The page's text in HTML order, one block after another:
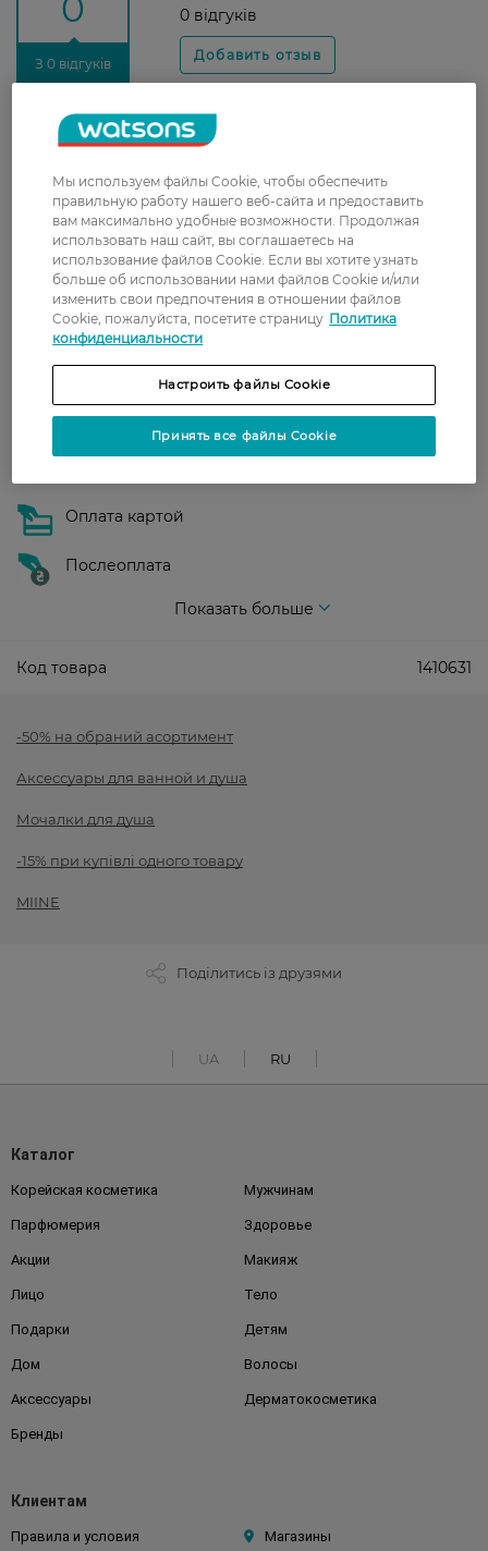
0
З 0 відгуків
0 відгуків
Доставка
Новая почта
В отделение Новой почты - 99 грн, бесплатно
от 699 грн
Укрпочта
Стоимость доставки – 79 грн, бесплатная
доставка от – 599 грн
Забрать сегодня в магазине Watsons
Стоимость доставки – 0 грн
Показать больше
Оплата картой
Послеоплата
Показать больше
Код товара 1410631
-50% на обраний асортимент
Аксессуары для ванной и душа
Мочалки для душа
-15% при купівлі одного товару
MIINE
Поділитись із друзями
UA RU
Каталог
Корейская косметика Мужчинам
Парфюмерия Здоровье
Акции Макияж
Лицо Тело
Подарки Детям
Дом Волосы
Аксессуары Дерматокосметика
Бренды
Клиентам
Правила и условия Магазины
Мы используем файлы Cookie, чтобы обеспечить
правильную работу нашего веб-сайта и предоставить
вам максимально удобные возможности. Продолжая
использовать наш сайт, вы соглашаетесь на
использование файлов Cookie. Если вы хотите узнать
больше об использовании нами файлов Cookie и/или
изменить свои предпочтения в отношении файлов
Cookie, пожалуйста, посетите страницу Политика
конфиденциальности
Настроить файлы Cookie
Принять все файлы Cookie